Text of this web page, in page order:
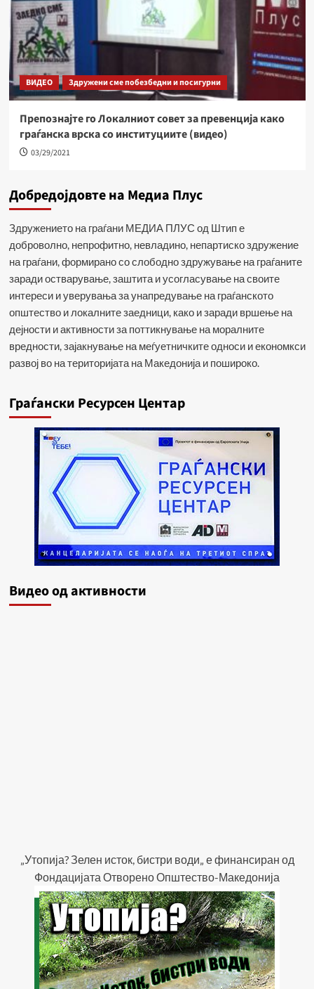
ВИДЕО Здружени сме побезбедни и посигурни
Препознајте го Локалниот совет за превенција како
граѓанска врска со институциите (видео)
03/29/2021
Добредојдовте на Медиа Плус
Здружението на граѓани МЕДИА ПЛУС од Штип е
доброволно, непрофитно, невладино, непартиско здружение
на граѓани, формирано со слободно здружување на граѓаните
заради остварување, заштита и усогласување на своите
интереси и уверувања за унапредување на граѓанското
општество и локалните заедници, како и заради вршење на
дејности и активности за поттикнување на моралните
вредности, зајакнување на меѓуетничките односи и економкси
развој во на територијата на Македонија и пошироко.
Граѓански Ресурсен Центар
Видеo од активности
„Утопија? Зелен исток, бистри води„ е финансиран од
Фондацијата Отворено Општество-Македонија